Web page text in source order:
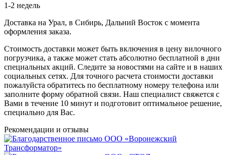
1-2 недель
Доставка на Урал, в Сибирь, Дальний Восток с момента
оформления заказа.
Стоимость доставки может быть включения в цену вилочного
погрузчика, а также может стать абсолютно бесплатной в дни
специальных акций. Следите за новостями на сайте и в наших
социальных сетях. Для точного расчета стоимости доставки
пожалуйста обратитесь по бесплатному номеру телефона или
заполните форму обратной связи. Наш специалист свяжется с
Вами в течение 10 минут и подготовит оптимальное решение,
специально для Вас.
Рекомендации и отзывы